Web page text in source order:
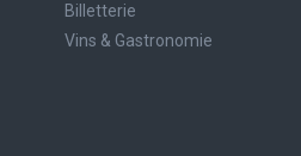
Billetterie
Vins & Gastronomie